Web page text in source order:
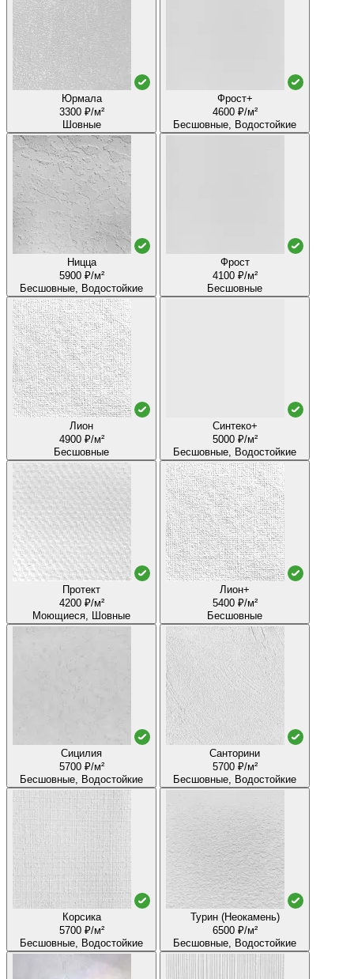
Юрмала
3300 ₽/м²
Шовные
Фрост+
4600 ₽/м²
Бесшовные, Водостойкие
Ницца
5900 ₽/м²
Бесшовные, Водостойкие
Фрост
4100 ₽/м²
Бесшовные
Лион
4900 ₽/м²
Бесшовные
Синтеко+
5000 ₽/м²
Бесшовные, Водостойкие
Протект
4200 ₽/м²
Моющиеся, Шовные
Лион+
5400 ₽/м²
Бесшовные
Сицилия
5700 ₽/м²
Бесшовные, Водостойкие
Санторини
5700 ₽/м²
Бесшовные, Водостойкие
Корсика
5700 ₽/м²
Бесшовные, Водостойкие
Турин (Неокамень)
6500 ₽/м²
Бесшовные, Водостойкие